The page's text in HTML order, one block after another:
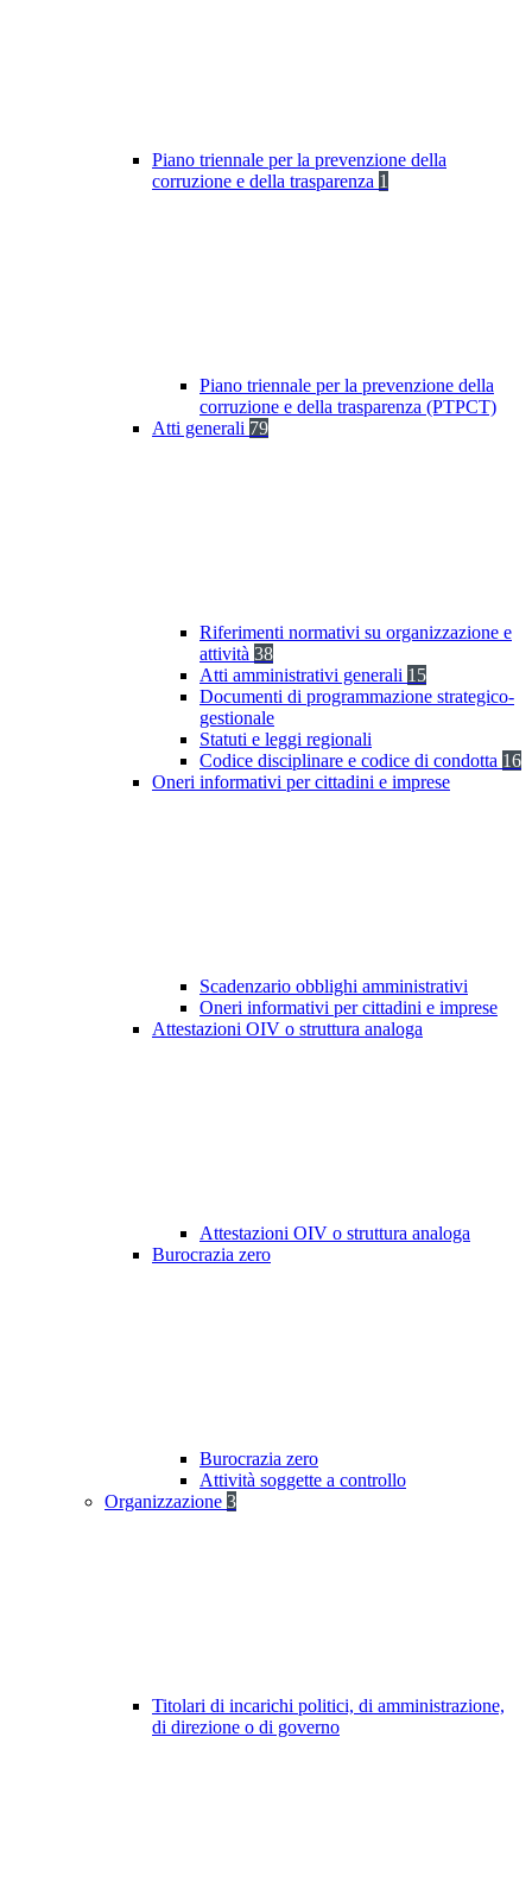
Piano triennale per la prevenzione della
corruzione e della trasparenza 1
Piano triennale per la prevenzione della
corruzione e della trasparenza (PTPCT)
Atti generali 79
Riferimenti normativi su organizzazione e
attività 38
Atti amministrativi generali 15
Documenti di programmazione strategico-
gestionale
Statuti e leggi regionali
Codice disciplinare e codice di condotta 16
Oneri informativi per cittadini e imprese
Scadenzario obblighi amministrativi
Oneri informativi per cittadini e imprese
Attestazioni OIV o struttura analoga
Attestazioni OIV o struttura analoga
Burocrazia zero
Burocrazia zero
Attività soggette a controllo
Organizzazione 3
Titolari di incarichi politici, di amministrazione,
di direzione o di governo